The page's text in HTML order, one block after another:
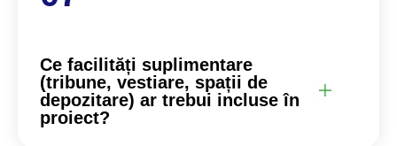
Ce facilități suplimentare
(tribune, vestiare, spații de
depozitare) ar trebui incluse în
proiect?